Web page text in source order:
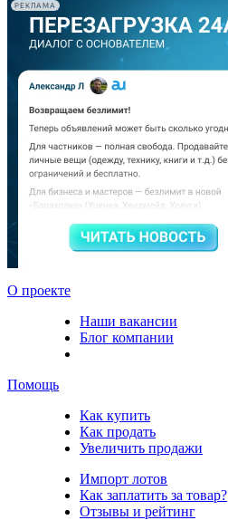
РЕКЛАМА
О проекте
Наши вакансии
Блог компании
Помощь
Как купить
Как продать
Увеличить продажи
Импорт лотов
Как заплатить за товар?
Отзывы и рейтинг